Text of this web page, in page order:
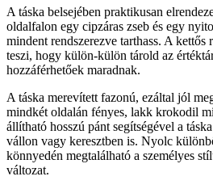
A táska belsejében praktikusan
oldalfalon egy cipzáras zseb és egy
mindent rendszerezve tarthass. A kettős
teszi, hogy külön-külön tárold az
hozzáférhetőek maradnak.
A táska merevített fazonú, ezáltal jól
mindkét oldalán fényes, lakk krokodil
állítható hosszú pánt segítségével a
vállon vagy keresztben is. Nyolc
könnyedén megtalálható a személyes
változat.